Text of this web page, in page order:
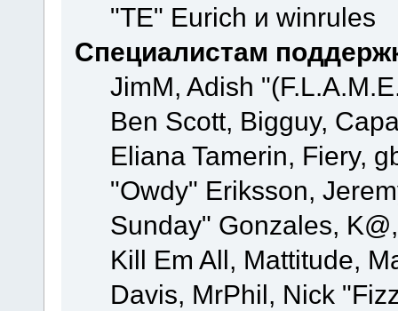
"TE" Eurich и winrules
Специалистам
JimM, Adish
Ben Scott, Bigguy,
Eliana Tamerin, Fiery,
"Owdy" Eriksson,
Sunday" Gonzales,
Kill Em All, Mattitude,
Davis, MrPhil, Nick